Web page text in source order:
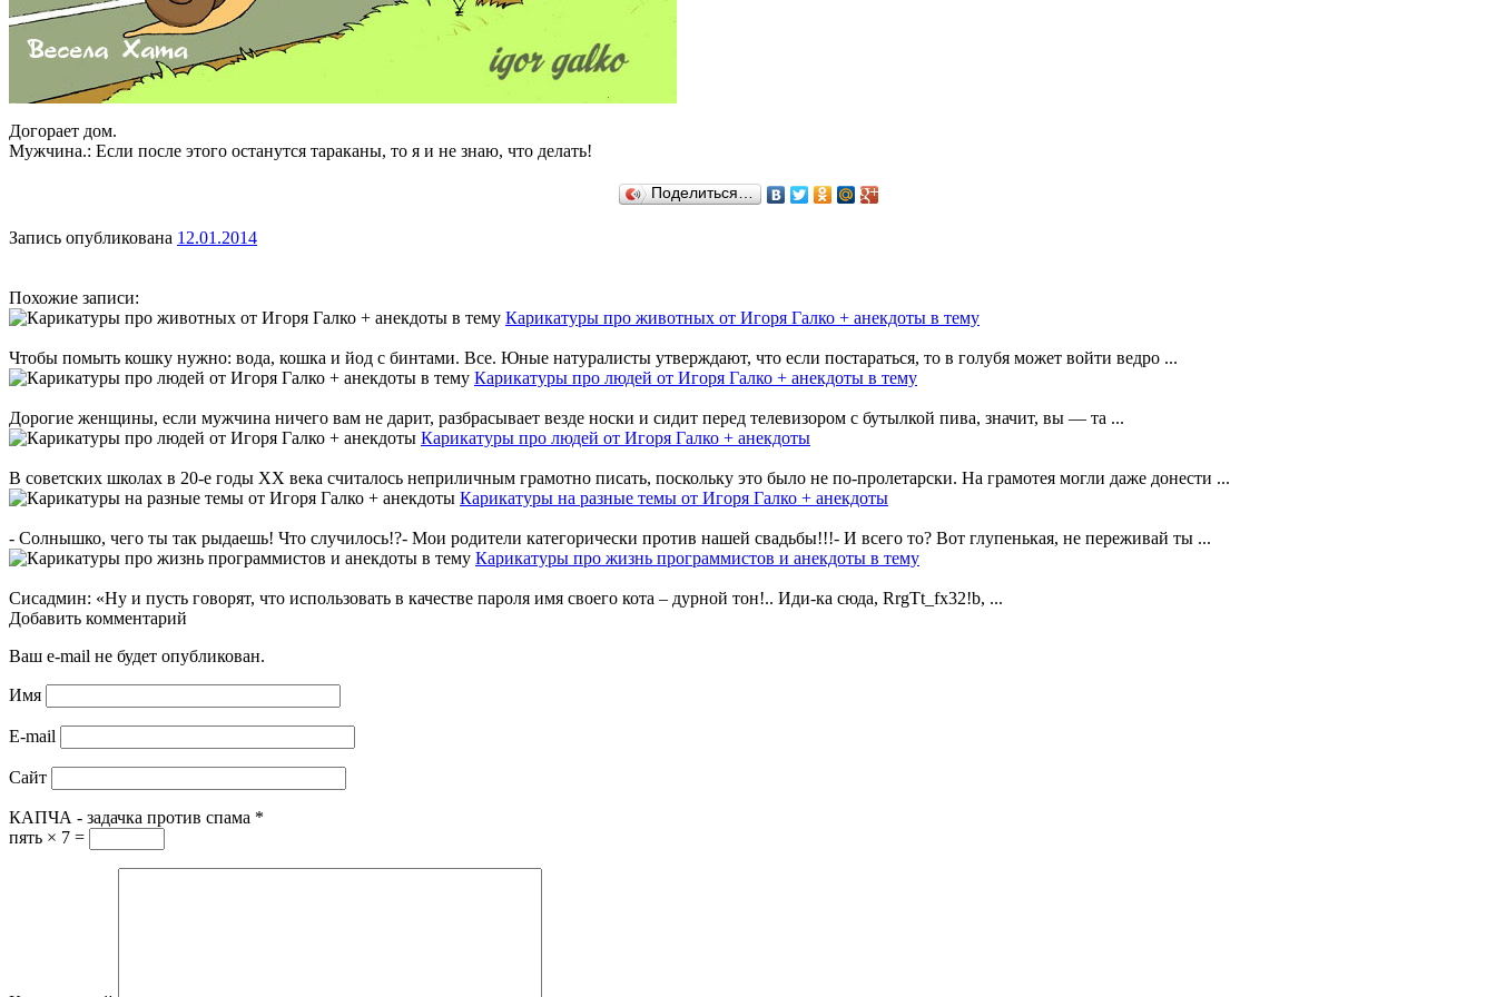
Догорает дом.
Мужчина.: Если после этого останутся тараканы, то я и не знаю, что делать!
Поделиться…
Запись опубликована 12.01.2014
Похожие записи:
Карикатуры про животных от Игоря Галко + анекдоты в тему
Чтобы помыть кошку нужно: вода, кошка и йод с бинтами. Все. Юные натуралисты утверждают, что если постараться, то в голубя может войти ведро ...
Карикатуры про людей от Игоря Галко + анекдоты в тему
Дорогие женщины, если мужчина ничего вам не дарит, разбрасывает везде носки и сидит перед телевизором с бутылкой пива, значит, вы — та ...
Карикатуры про людей от Игоря Галко + анекдоты
В советских школах в 20-е годы XX века считалось неприличным грамотно писать, поскольку это было не по-пролетарски. На грамотея могли даже донести ...
Карикатуры на разные темы от Игоря Галко + анекдоты
- Солнышко, чего ты так рыдаешь! Что случилось!?- Мои родители категорически против нашей свадьбы!!!- И всего то? Вот глупенькая, не переживай ты ...
Карикатуры про жизнь программистов и анекдоты в тему
Сисадмин: «Ну и пусть говорят, что использовать в качестве пароля имя своего кота – дурной тон!.. Иди-ка сюда, RrgTt_fx32!b, ...
Добавить комментарий
Ваш e-mail не будет опубликован.
Имя
E-mail
Сайт
КАПЧА - задачка против спама *
пять × 7 =